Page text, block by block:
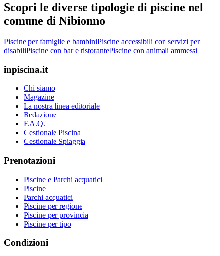
Scopri le diverse tipologie di piscine nel
comune di Nibionno
Piscine per famiglie e bambiniPiscine accessibili con servizi per
disabiliPiscine con bar e ristorantePiscine con animali ammessi
inpiscina.it
Chi siamo
Magazine
La nostra linea editoriale
Redazione
F.A.Q.
Gestionale Piscina
Gestionale Spiaggia
Prenotazioni
Piscine e Parchi acquatici
Piscine
Parchi acquatici
Piscine per regione
Piscine per provincia
Piscine per tipo
Condizioni